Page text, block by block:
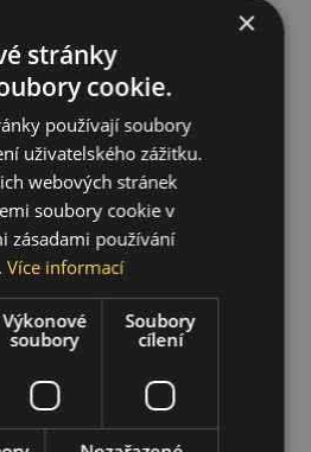
×
stránky
cookie.
používají soubory
uživatelského zážitku.
webových stránek
soubory cookie v
zásadami používání
Více informací
Výkonové
soubory
Soubory
cílení